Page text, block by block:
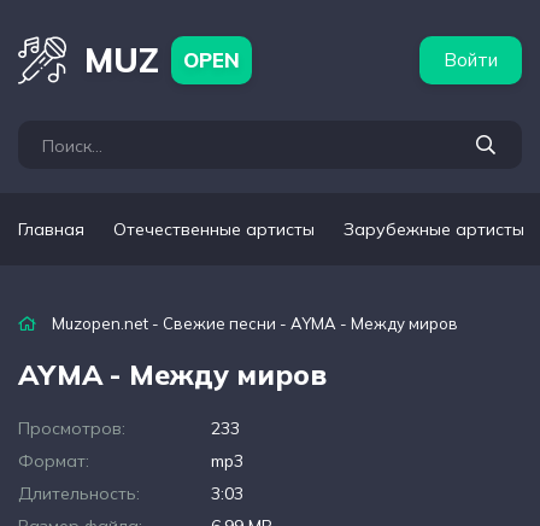
MUZ OPEN Войти
Главная Отечественные артисты Зарубежные артисты
Muzopen.net - Свежие песни - AYMA - Между миров
AYMA - Между миров
Просмотров:
233
Формат:
mp3
Длительность:
3:03
артисты Популярные подборки